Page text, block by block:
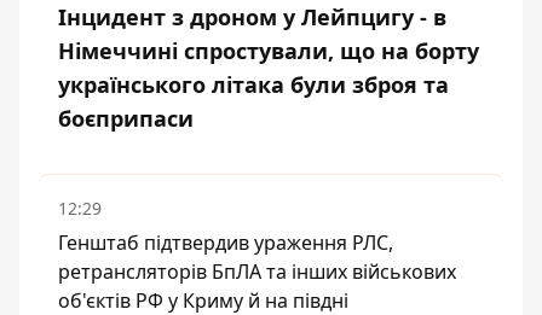
Інцидент з дроном у Лейпцигу - в
Німеччині спростували, що на борту
українського літака були зброя та
боєприпаси
12:29
Генштаб підтвердив ураження РЛС,
ретрансляторів БпЛА та інших військових
об'єктів РФ у Криму й на півдні